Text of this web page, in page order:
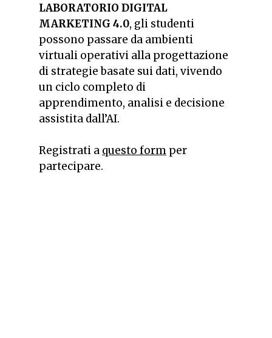
LABORATORIO DIGITAL
MARKETING 4.0, gli studenti
possono passare da ambienti
virtuali operativi alla progettazione
di strategie basate sui dati, vivendo
un ciclo completo di
apprendimento, analisi e decisione
assistita dall’AI.
Registrati a questo form per
partecipare.